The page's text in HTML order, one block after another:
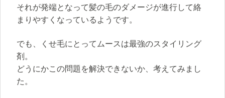
それが発端となって髪の毛のダメージが進行して絡
まりやすくなっているようです。
でも、くせ毛にとってムースは最強のスタイリング
剤。
どうにかこの問題を解決できないか、考えてみまし
た。